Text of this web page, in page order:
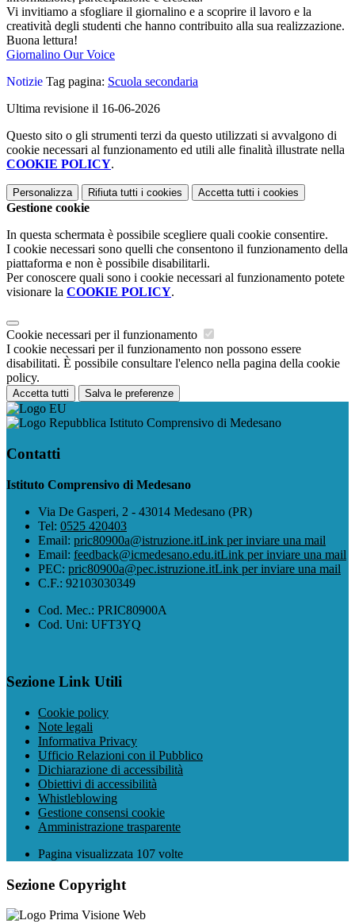
Vi invitiamo a sfogliare il giornalino e a scoprire il lavoro e la
creatività degli studenti che hanno contribuito alla sua realizzazione.
Buona lettura!
Giornalino Our Voice
Notizie Tag pagina: Scuola secondaria
Ultima revisione il 16-06-2026
Questo sito o gli strumenti terzi da questo utilizzati si avvalgono di
cookie necessari al funzionamento ed utili alle finalità illustrate nella
COOKIE POLICY.
Personalizza Rifiuta tutti i cookies Accetta tutti i cookies
Gestione cookie
In questa schermata è possibile scegliere quali cookie consentire.
I cookie necessari sono quelli che consentono il funzionamento della
piattaforma e non è possibile disabilitarli.
Per conoscere quali sono i cookie necessari al funzionamento potete
visionare la COOKIE POLICY.
Cookie necessari per il funzionamento
I cookie necessari per il funzionamento non possono essere
disabilitati. È possibile consultare l'elenco nella pagina della cookie
policy.
Accetta tutti Salva le preferenze
Istituto Comprensivo di Medesano
Contatti
Istituto Comprensivo di Medesano
Via De Gasperi, 2 - 43014 Medesano (PR)
Tel: 0525 420403
Email: pric80900a@istruzione.itLink per inviare una mail
Email: feedback@icmedesano.edu.itLink per inviare una mail
PEC: pric80900a@pec.istruzione.itLink per inviare una mail
C.F.: 92103030349
Cod. Mec.: PRIC80900A
Cod. Uni: UFT3YQ
Sezione Link Utili
Cookie policy
Note legali
Informativa Privacy
Ufficio Relazioni con il Pubblico
Dichiarazione di accessibilità
Obiettivi di accessibilità
Whistleblowing
Gestione consensi cookie
Amministrazione trasparente
Pagina visualizzata 107 volte
Sezione Copyright